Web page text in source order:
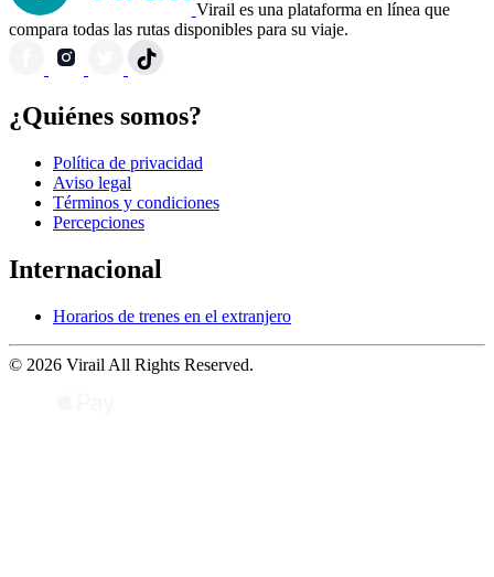
Virail es una plataforma en línea que
compara todas las rutas disponibles para su viaje.
¿Quiénes somos?
Política de privacidad
Aviso legal
Términos y condiciones
Percepciones
Internacional
Horarios de trenes en el extranjero
© 2026 Virail All Rights Reserved.